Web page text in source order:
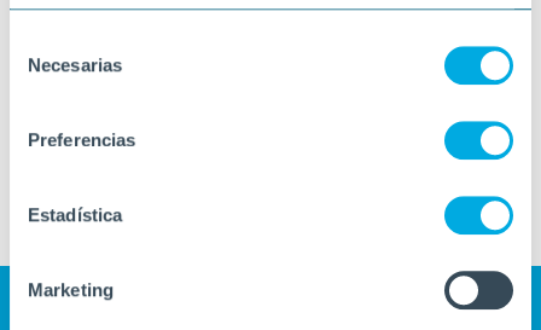
Necesarias
Preferencias
Estadística
Marketing